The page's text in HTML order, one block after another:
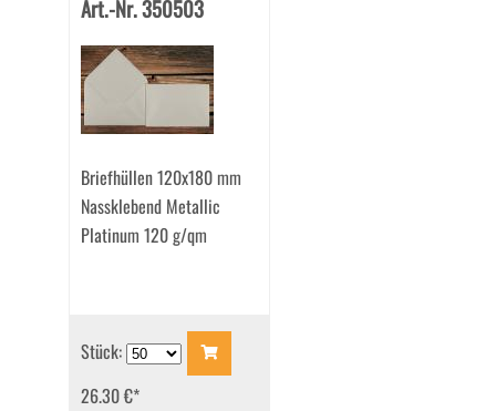
Art.-Nr. 350503
Briefhüllen 120x180 mm
Nassklebend Metallic
Platinum 120 g/qm
Stück:
26.30 €*